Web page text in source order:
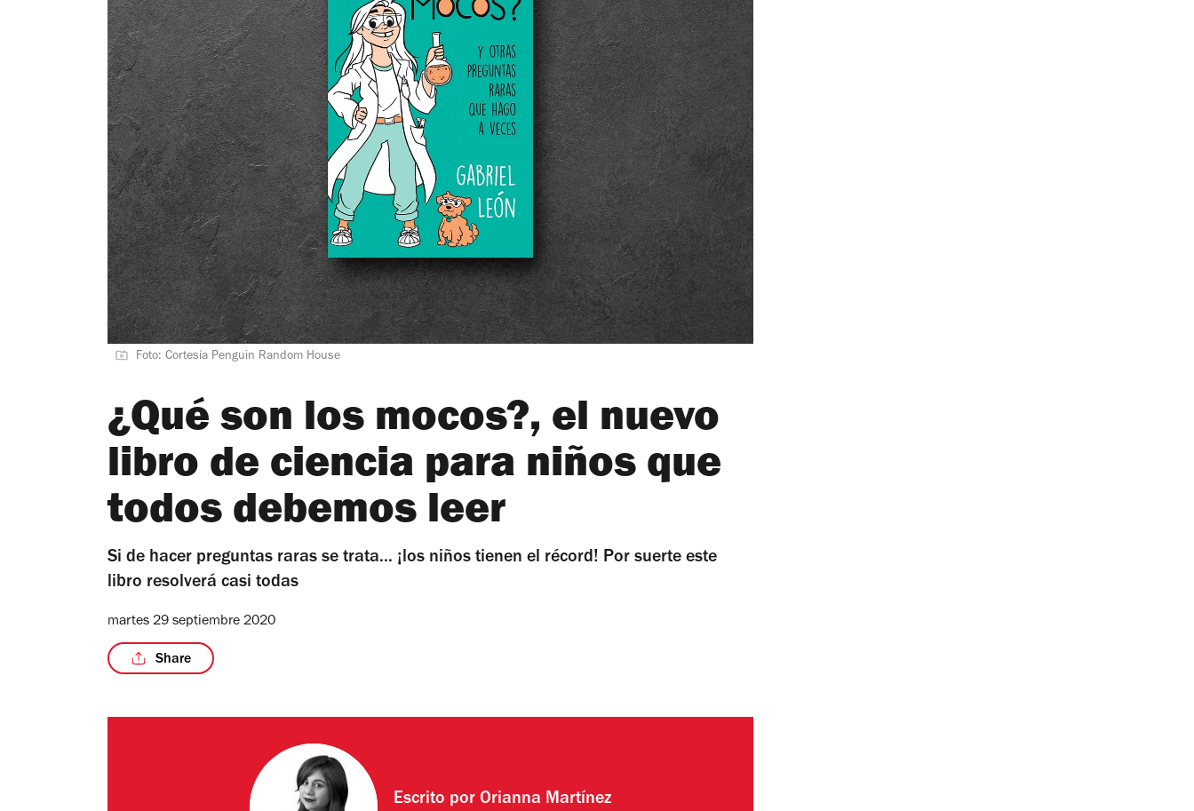
Foto: Cortesía Penguin Random House
¿Qué son los mocos?, el nuevo
libro de ciencia para niños que
todos debemos leer
Si de hacer preguntas raras se trata... ¡los niños tienen el récord! Por suerte este
libro resolverá casi todas
martes 29 septiembre 2020
Share
Escrito por Orianna Martínez